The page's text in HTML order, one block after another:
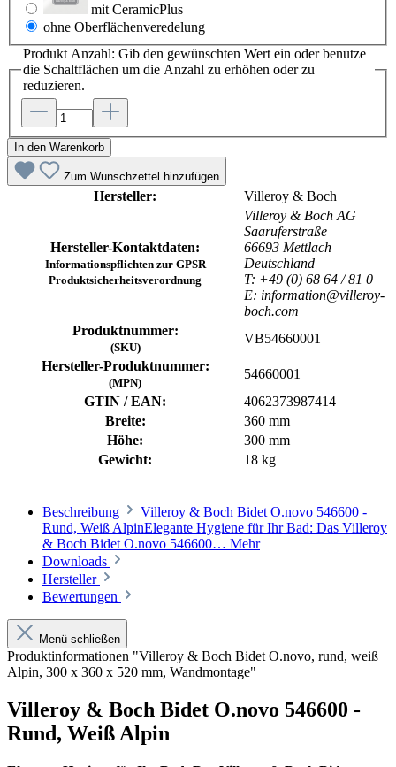
mit CeramicPlus
ohne Oberflächenveredelung
Produkt Anzahl: Gib den gewünschten Wert ein oder benutze
die Schaltflächen um die Anzahl zu erhöhen oder zu
reduzieren.
In den Warenkorb
Zum Wunschzettel hinzufügen
Hersteller: Villeroy & Boch
Hersteller-Kontaktdaten:
Informationspflichten zur GPSR
Produktsicherheitsverordnung
Villeroy & Boch AG
Saaruferstraße
66693 Mettlach
Deutschland
T: +49 (0) 68 64 / 81 0
E: information@villeroy-
boch.com
Produktnummer:
(SKU)
VB54660001
Hersteller-Produktnummer:
(MPN)
54660001
GTIN / EAN:
4062373987414
Breite:
360 mm
Höhe:
300 mm
Gewicht:
18 kg
Beschreibung
Villeroy & Boch Bidet O.novo 546600 -
Rund, Weiß AlpinElegante Hygiene für Ihr Bad: Das Villeroy
& Boch Bidet O.novo 546600… Mehr
Downloads
Hersteller
Bewertungen
Menü schließen
Produktinformationen "Villeroy & Boch Bidet O.novo, rund, weiß
Alpin, 300 x 360 x 520 mm, Wandmontage"
Villeroy & Boch Bidet O.novo 546600 -
Rund, Weiß Alpin